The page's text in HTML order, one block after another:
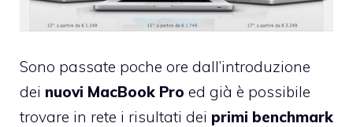
Sono passate poche ore dall’introduzione
dei nuovi MacBook Pro ed già è possibile
trovare in rete i risultati dei primi benchmark